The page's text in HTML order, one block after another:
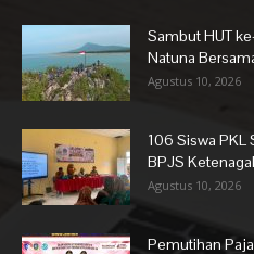
Sambut HUT
Natuna
Agustus 10, 2026
106 Siswa PKL
BPJS
Agustus 10, 2026
Pemutihan